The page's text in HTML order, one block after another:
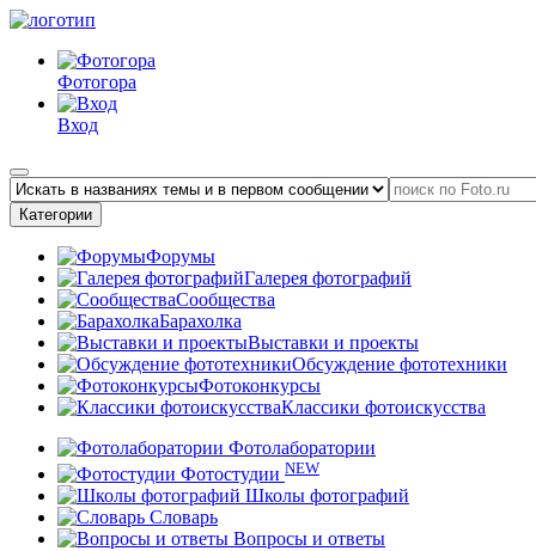
Фотогора
Вход
Категории
Форумы
Галерея фотографий
Сообщества
Барахолка
Выставки и проекты
Обсуждение фототехники
Фотоконкурсы
Классики фотоискусства
Фотолаборатории
Фотостудии NEW
Школы фотографий
Словарь
Вопросы и ответы